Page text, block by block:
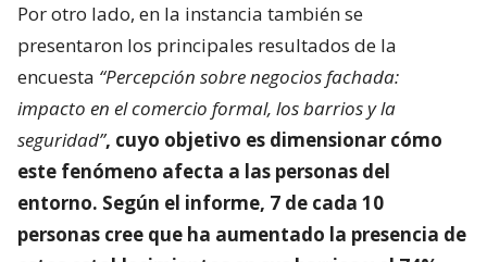
Por otro lado, en la instancia también se
presentaron los principales resultados de la
encuesta “Percepción sobre negocios fachada:
impacto en el comercio formal, los barrios y la
seguridad”, cuyo objetivo es dimensionar cómo
este fenómeno afecta a las personas del
entorno. Según el informe, 7 de cada 10
personas cree que ha aumentado la presencia de